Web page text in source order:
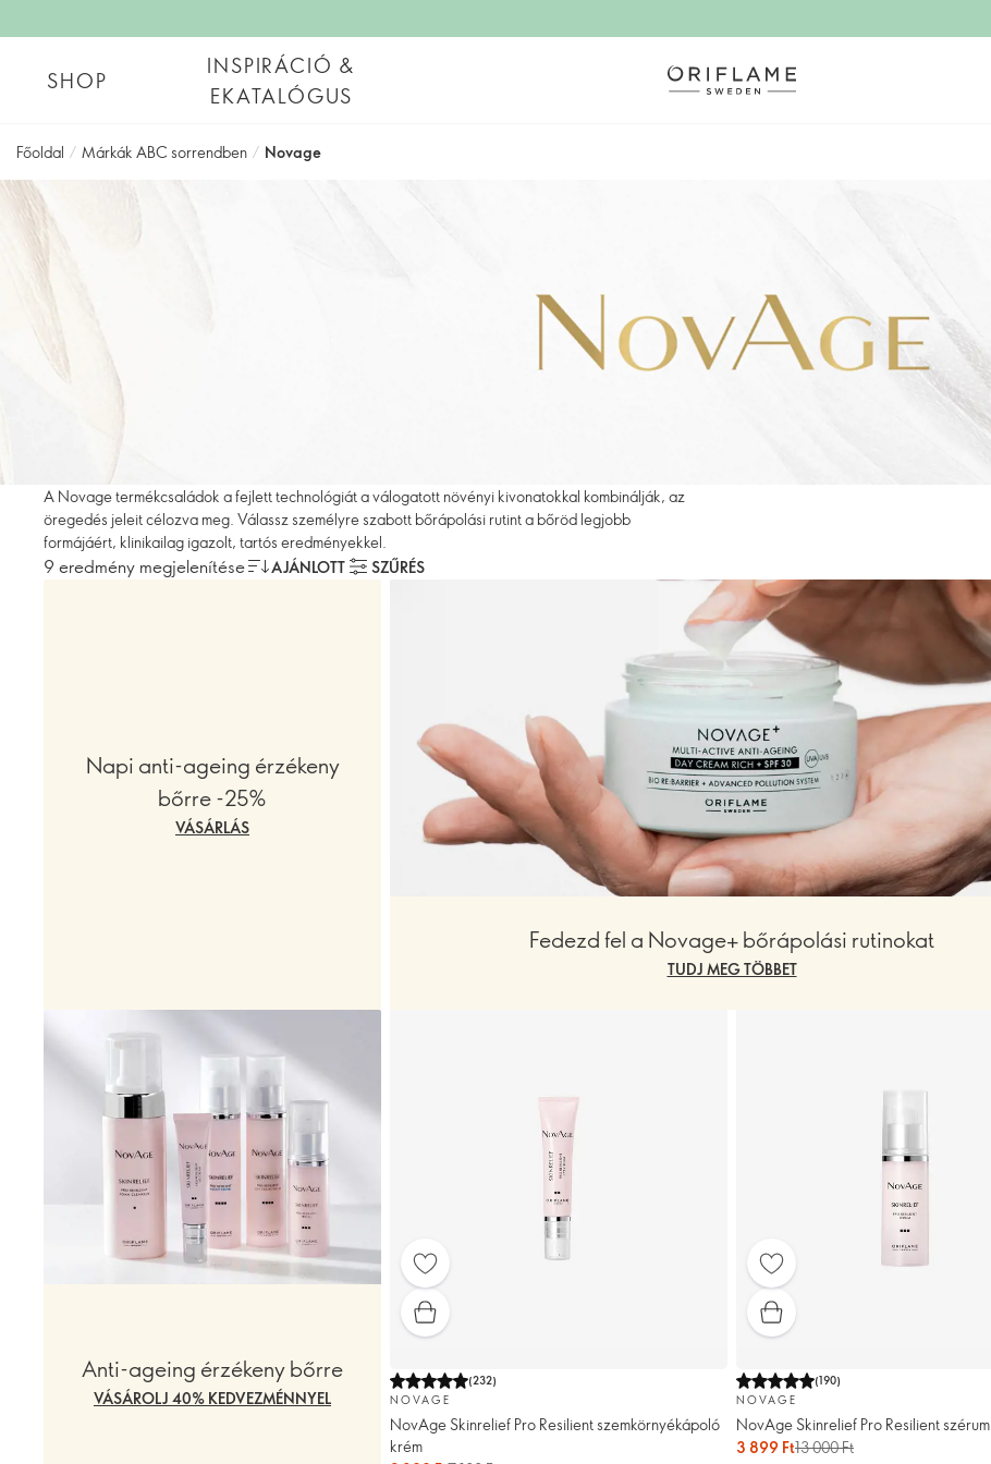
SHOP
INSPIRÁCIÓ &
EKATALÓGUS
Főoldal / Márkák ABC sorrendben / Novage
A Novage termékcsaládok a fejlett technológiát a válogatott növényi kivonatokkal kombinálják, az
öregedés jeleit célozva meg. Válassz személyre szabott bőrápolási rutint a bőröd legjobb
formájáért, klinikailag igazolt, tartós eredményekkel.
9 eredmény megjelenítése AJÁNLOTT SZŰRÉS
Napi anti-ageing érzékeny
bőrre -25%
VÁSÁRLÁS
Fedezd fel a Novage+ bőrápolási rutinokat
TUDJ MEG TÖBBET
Anti-ageing érzékeny bőrre
VÁSÁROLJ 40% KEDVEZMÉNNYEL
(232)
NOVAGE
NovAge Skinrelief Pro Resilient szemkörnyékápoló
krém
(190)
NOVAGE
NovAge Skinrelief Pro Resilient szérum
3 899 Ft13 000 Ft